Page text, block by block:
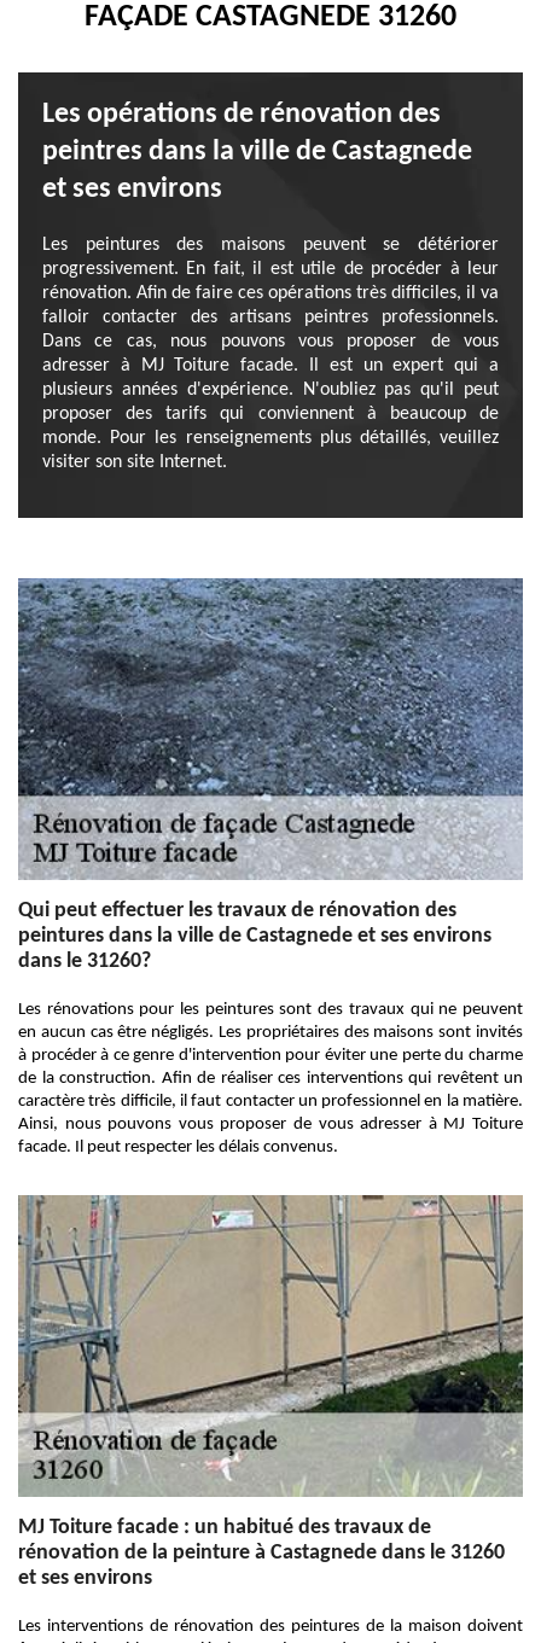
FAÇADE CASTAGNEDE 31260
Les opérations de rénovation des
peintres dans la ville de Castagnede
et ses environs
Les peintures des maisons peuvent se détériorer
progressivement. En fait, il est utile de procéder à leur
rénovation. Afin de faire ces opérations très difficiles, il va
falloir contacter des artisans peintres professionnels.
Dans ce cas, nous pouvons vous proposer de vous
adresser à MJ Toiture facade. Il est un expert qui a
plusieurs années d'expérience. N'oubliez pas qu'il peut
proposer des tarifs qui conviennent à beaucoup de
monde. Pour les renseignements plus détaillés, veuillez
visiter son site Internet.
Qui peut effectuer les travaux de rénovation des
peintures dans la ville de Castagnede et ses environs
dans le 31260?
Les rénovations pour les peintures sont des travaux qui ne peuvent
en aucun cas être négligés. Les propriétaires des maisons sont invités
à procéder à ce genre d'intervention pour éviter une perte du charme
de la construction. Afin de réaliser ces interventions qui revêtent un
caractère très difficile, il faut contacter un professionnel en la matière.
Ainsi, nous pouvons vous proposer de vous adresser à MJ Toiture
facade. Il peut respecter les délais convenus.
MJ Toiture facade : un habitué des travaux de
rénovation de la peinture à Castagnede dans le 31260
et ses environs
Les interventions de rénovation des peintures de la maison doivent